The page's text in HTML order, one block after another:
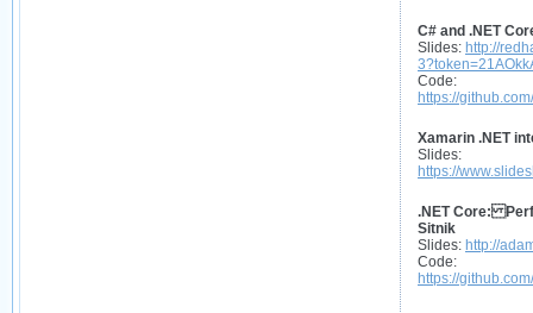
C# and .NET
Slides: http://
Code:
https://
Xamarin .NET
Slides:
https://
.NET Core:
Sitnik
Slides: http://
Code:
https://